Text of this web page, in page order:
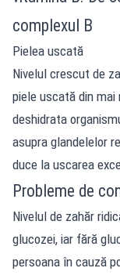
complexul B
Pielea uscată
Nivelul crescut de
piele uscată din
deshidrata
asupra glandelelor
duce la uscarea
Probleme de
Nivelul de zahăr
glucozei, iar fără
persoana în cauză